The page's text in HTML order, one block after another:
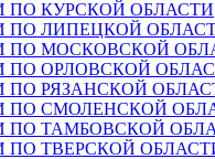
ПО КУРСКОЙ ОБЛАСТИ
ПО ЛИПЕЦКОЙ
ПО МОСКОВСКОЙ
ПО ОРЛОВСКОЙ
ПО РЯЗАНСКОЙ
ПО СМОЛЕНСКОЙ
ПО ТАМБОВСКОЙ
ПО ТВЕРСКОЙ